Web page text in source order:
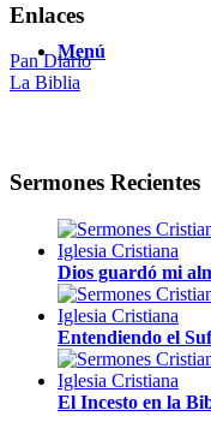
Menú
Enlaces
Pan Diario
La Biblia
Sermones Recientes
Dios guardó mi
Entendiendo el
El Incesto en la